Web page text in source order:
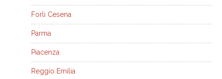
Forli Cesena
Parma
Piacenza
Reggio Emilia